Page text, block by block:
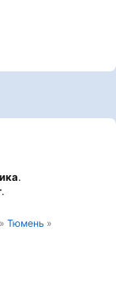
.
.
» Тюмень »